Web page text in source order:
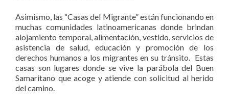
Asimismo, las “Casas del Migrante” están funcionando en
muchas comunidades latinoamericanas donde brindan
alojamiento temporal, alimentación, vestido, servicios de
asistencia de salud, educación y promoción de los
derechos humanos a los migrantes en su tránsito. Estas
casas son lugares donde se vive la parábola del Buen
Samaritano que acoge y atiende con solicitud al herido
del camino.